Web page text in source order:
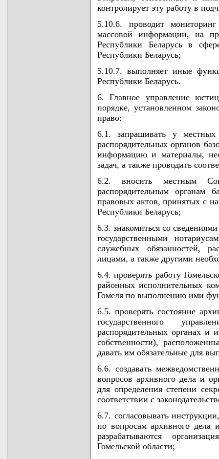
контролирует эту работу в
5.10.6. проводит
массовой информации, на
Республики Беларусь в
Республики Беларусь;
5.10.7. выполняет иные
Республики Беларусь.
6. Главное управление
порядке, установленном
право:
6.1. запрашивать у местных
распорядительных органов
информацию и материалы,
задач, а также проводить
6.2. вносить местным
распорядительным органам
правовых актов, принятых с
Республики Беларусь;
6.3. знакомиться со
государственными
служебных обязанностей,
лицами, а также другими
6.4. проверять работу
районных исполнительных
Гомеля по выполнению ими
6.5. проверять состояние
государственного
распорядительных органах и
собственности),
давать им обязательные для
6.6. создавать
вопросов архивного дела и
для определения степени
соответствии с
6.7. согласовывать
по вопросам архивного дела
разрабатываются
Гомельской области;